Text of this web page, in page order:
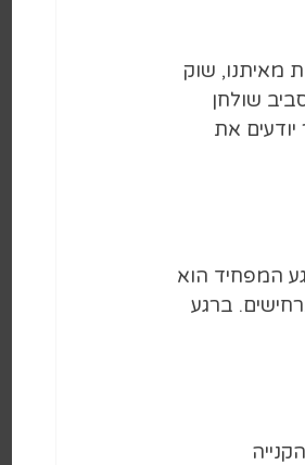
מאיתנו, שוק
שולחן
כולם כבר יודעים את
המפחיד הוא
ברגע